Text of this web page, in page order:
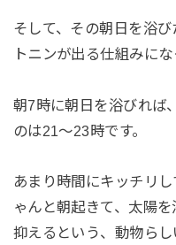
そして、その朝日を浴
トニンが出る仕組みにな
朝7時に朝日を浴びれば
のは21〜23時です。
あまり時間にキッチリ
ゃんと朝起きて、太陽
抑えるという、動物ら